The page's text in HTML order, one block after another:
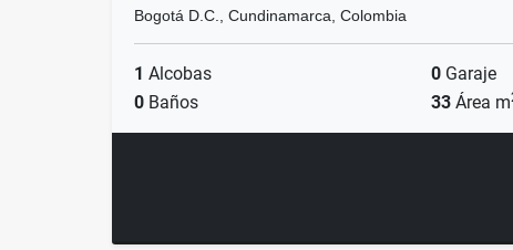
Bogotá D.C., Cundinamarca, Colombia
1 Alcobas 0 Garaje
0 Baños 33 Área m